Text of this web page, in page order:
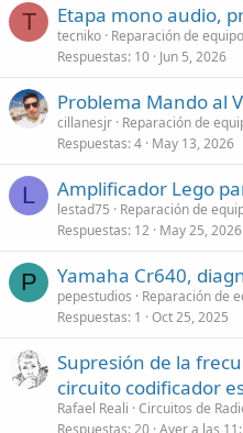
T Etapa mono audio,
tecniko Reparación de
Respuestas 10 Jun 5, 2026
Problema Mando al
cillanesjr Reparación de
Respuestas 4 May 13, 2026
L Amplificador Lego
lestad75
Reparación de
Respuestas 12 May 25, 2026
P Yamaha Cr640,
pepestudios
Reparación de
Respuestas 1 Oct 25, 2025
Supresión de la
circuito codificador
Rafael Reali Circuitos de
Respuestas 20 Ayer a las